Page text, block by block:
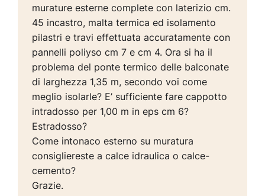
murature esterne complete con laterizio cm.
45 incastro, malta termica ed isolamento
pilastri e travi effettuata accuratamente con
pannelli poliyso cm 7 e cm 4. Ora si ha il
problema del ponte termico delle balconate
di larghezza 1,35 m, secondo voi come
meglio isolarle? E’ sufficiente fare cappotto
intradosso per 1,00 m in eps cm 6?
Estradosso?
Come intonaco esterno su muratura
consigliereste a calce idraulica o calce-
cemento?
Grazie.